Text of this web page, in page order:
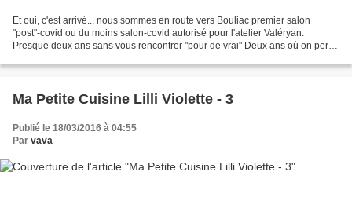
Et oui, c'est arrivé... nous sommes en route vers Bouliac premier salon
"post"-covid ou du moins salon-covid autorisé pour l'atelier Valéryan.
Presque deux ans sans vous rencontrer "pour de vrai" Deux ans où on perd
Ma Petite Cuisine Lilli Violette - 3
Publié le 18/03/2016 à 04:55
Par vava